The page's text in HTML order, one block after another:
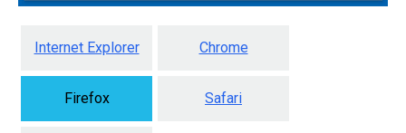
Internet Explorer Chrome
Firefox Safari